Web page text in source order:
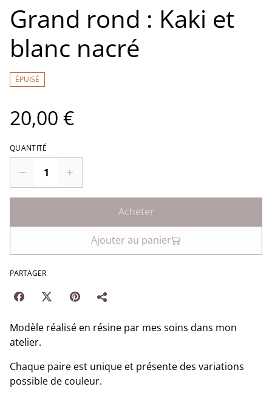
Grand rond : Kaki et
blanc nacré
ÉPUISÉ
20,00 €
QUANTITÉ
Acheter
Ajouter au panier
PARTAGER
Modèle réalisé en résine par mes soins dans mon
atelier.
Chaque paire est unique et présente des variations
possible de couleur.